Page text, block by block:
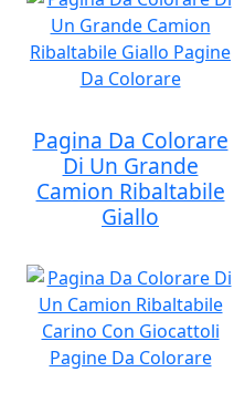
Pagina Da Colorare
Di Un Grande
Camion Ribaltabile
Giallo